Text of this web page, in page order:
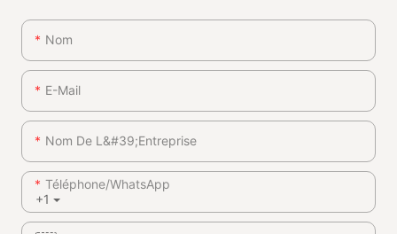
Nom
E-Mail
Nom De L&#39;entreprise
+1
Téléphone/WhatsApp